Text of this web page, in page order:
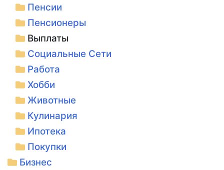
Пенсии
Пенсионеры
Выплаты
Социальные Сети
Работа
Хобби
Животные
Кулинария
Ипотека
Покупки
Бизнес